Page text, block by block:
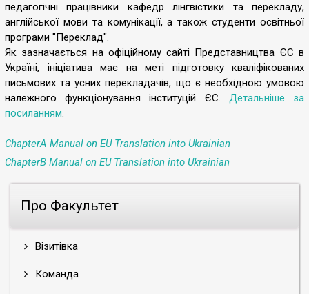
Про Факультет
Візитівка
Команда
педагогічні працівники кафедр лінгвістики та перекладу,
англійської мови та комунікації, а також студенти освітньої
програми "Переклад".
Як зазначається на офіційному сайті Представництва ЄС в
Україні, ініціатива має на меті підготовку кваліфікованих
письмових та усних перекладачів, що є необхідною умовою
належного функціонування інституцій ЄС. Детальніше за
посиланням.
ChapterA Manual on EU Translation into Ukrainian
ChapterB Manual on EU Translation into Ukrainian